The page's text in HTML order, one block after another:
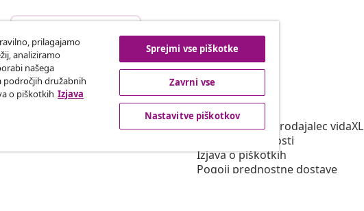
Odstop od pogodbe
O vidaXL
Splošni pogoji Prodajalec vidaXL
Politika zasebnosti
Izjava o piškotkih
Pogoji prednostne dostave
prilagajamo
analiziramo
našega
področjih družabnih
o piškotkih Izjava
Sprejmi vse piškotke
Zavrni vse
Nastavitve piškotkov